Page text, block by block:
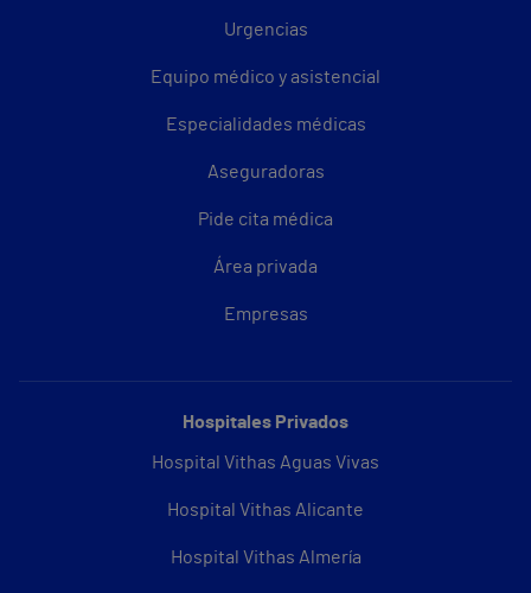
Urgencias
Equipo médico y asistencial
Especialidades médicas
Aseguradoras
Pide cita médica
Área privada
Empresas
Hospitales Privados
Hospital Vithas Aguas Vivas
Hospital Vithas Alicante
Hospital Vithas Almería